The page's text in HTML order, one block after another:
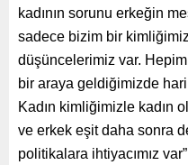
kadının sorunu erkeğin
sadece bizim bir
düşüncelerimiz var.
bir araya geldiğimizde
Kadın kimliğimizle kadın
ve erkek eşit daha sonra
politikalara ihtiyacımız